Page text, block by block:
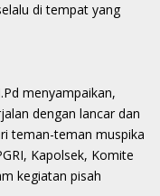
di tempat yang
menyampaikan,
dengan lancar dan
teman-teman muspika
Kapolsek, Komite
kegiatan pisah